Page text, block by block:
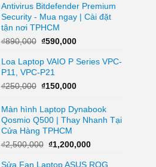
Antivirus Bitdefender Premium
Security - Mua ngay | Cài đặt
tận nơi TPHCM
₫890,000 Giá
là:
₫890,000.
₫590,000Giá
tại
₫590,000.
Loa Laptop VAIO P Series VPC-
P11, VPC-P21
₫250,000 Giá
là:
₫250,000.
₫150,000Giá
tại
là:
Màn hình Laptop Dynabook
Qosmio Q500 | Thay Nhanh Tại
Cửa Hàng TPHCM
₫2,500,000 Giá
là:
₫1,200,000Giá
tại
Sửa Fan Laptop ASUS ROG